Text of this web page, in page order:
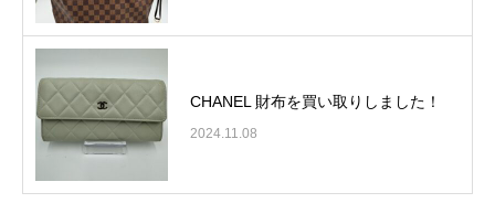
CHANEL 財布を買い取りしました！
2024.11.08